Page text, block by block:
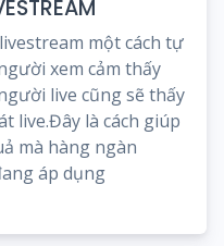
một cách tự
xem cảm thấy
live cũng sẽ thấy
live.Đây là cách giúp
mà hàng ngàn
áp dụng